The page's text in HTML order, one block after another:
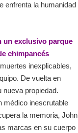
enfrenta la humanidad
un exclusivo parque
chimpancés
inexplicables,
De vuelta en
propiedad.
médico inescrutable
la memoria, John
marcas en su cuerpo